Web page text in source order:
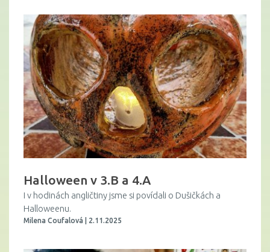
Halloween v 3.B a 4.A
I v hodinách angličtiny jsme si povídali o Dušičkách a
Halloweenu.
Milena Coufalová | 2.11.2025